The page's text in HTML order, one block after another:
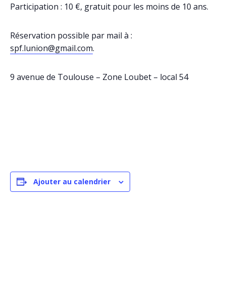
Participation : 10 €, gratuit pour les moins de 10 ans.
Réservation possible par mail à :
spf.lunion@gmail.com.
9 avenue de Toulouse – Zone Loubet – local 54
Ajouter au calendrier